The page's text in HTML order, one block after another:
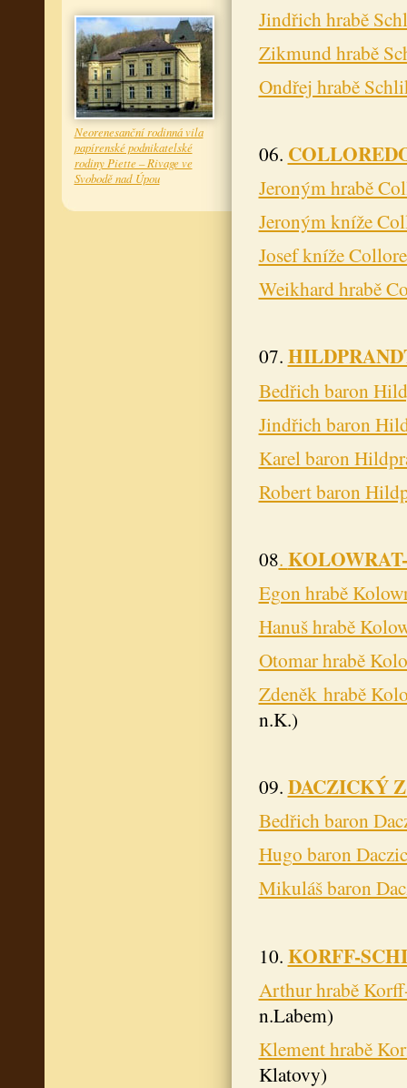
Neorenesanční rodinná vila
papírenské podnikatelské
rodiny Piette – Rivage ve
Svobodě nad Úpou
Jindřich hrabě
Zikmund hrabě
Ondřej hrabě
06.
Jeroným hrabě
Jeroným kníže
Josef kníže
Weikhard hrabě
07.
Bedřich baron
Jindřich baron
Karel baron
Robert baron
08.
Egon hrabě
Hanuš hrabě
Otomar hrabě
Zdeněk hrabě
n.K.)
09. DACZICKÝ
Bedřich baron
Hugo baron
Mikuláš baron
10. KORFF-
Arthur hrabě
n.Labem)
Klement hrabě
Klatovy)